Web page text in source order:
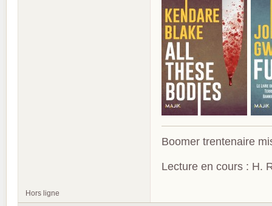
Boomer trentenaire
Lecture en cours : H.
Hors ligne